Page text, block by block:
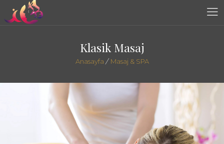
Klasik Masaj
Anasayfa /Masaj & SPA